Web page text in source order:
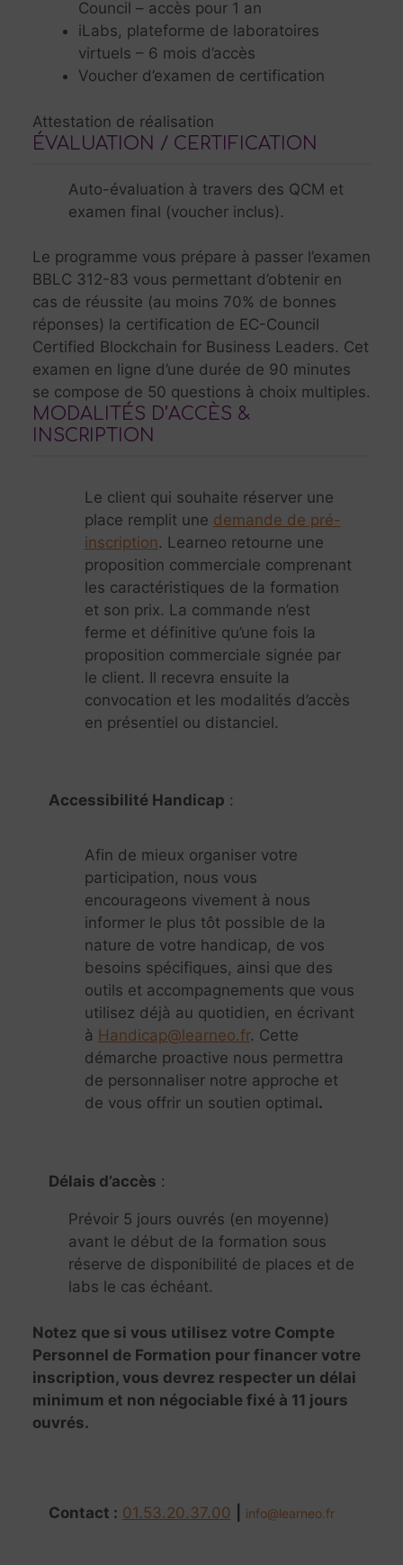
Council – accès pour 1 an
iLabs, plateforme de laboratoires
virtuels – 6 mois d’accès
Voucher d’examen de certification
Attestation de réalisation
ÉVALUATION / CERTIFICATION
Auto-évaluation à travers des QCM et
examen final (voucher inclus).
Le programme vous prépare à passer l’examen
BBLC 312-83 vous permettant d’obtenir en
cas de réussite (au moins 70% de bonnes
réponses) la certification de EC-Council
Certified Blockchain for Business Leaders. Cet
examen en ligne d’une durée de 90 minutes
se compose de 50 questions à choix multiples.
MODALITÉS D’ACCÈS &
INSCRIPTION
Le client qui souhaite réserver une
place remplit une demande de pré-
inscription. Learneo retourne une
proposition commerciale comprenant
les caractéristiques de la formation
et son prix. La commande n’est
ferme et définitive qu’une fois la
proposition commerciale signée par
le client. Il recevra ensuite la
convocation et les modalités d’accès
en présentiel ou distanciel.
Accessibilité Handicap :
Afin de mieux organiser votre
participation, nous vous
encourageons vivement à nous
informer le plus tôt possible de la
nature de votre handicap, de vos
besoins spécifiques, ainsi que des
outils et accompagnements que vous
utilisez déjà au quotidien, en écrivant
à Handicap@learneo.fr. Cette
démarche proactive nous permettra
de personnaliser notre approche et
de vous offrir un soutien optimal .
Délais d’accès :
Prévoir 5 jours ouvrés (en moyenne)
avant le début de la formation sous
réserve de disponibilité de places et de
labs le cas échéant.
Notez que si vous utilisez votre Compte
Personnel de Formation pour financer votre
inscription, vous devrez respecter un délai
minimum et non négociable fixé à 11 jours
ouvrés.
Contact : 01.53.20.37.00 info@learneo.fr